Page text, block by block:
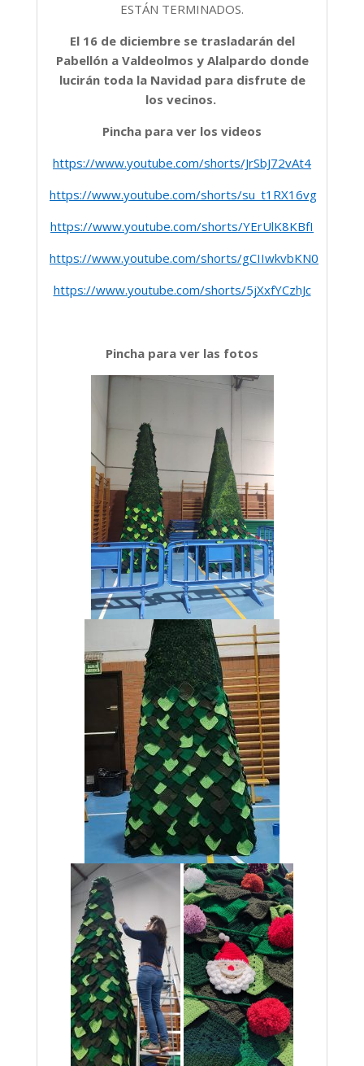
ESTÁN TERMINADOS.
El 16 de diciembre se trasladarán del
Pabellón a Valdeolmos y Alalpardo donde
lucirán toda la Navidad para disfrute de
los vecinos.
Pincha para ver los videos
https://www.youtube.com/shorts/JrSbJ72vAt4
https://www.youtube.com/shorts/su_t1RX16vg
https://www.youtube.com/shorts/YErUlK8KBfI
https://www.youtube.com/shorts/gCIIwkvbKN0
https://www.youtube.com/shorts/5jXxfYCzhJc
Pincha para ver las fotos